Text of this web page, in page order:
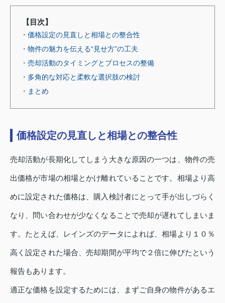
【目次】
・価格設定の見直しと相場との整合性
・物件の魅力を伝える“見せ方”の工夫
・売却活動のタイミングとプロセスの整備
・多角的な対応と柔軟な選択肢の検討
・まとめ
価格設定の見直しと相場との整合性
売却活動が長期化してしまう大きな原因の一つは、物件の売
出価格が市場の相場とかけ離れていることです。相場より高
めに設定された価格は、購入検討者にとって手が出しづらく
なり、問い合わせが少なくなることで売却が遅れてしまいま
す。たとえば、レインズのデータによれば、相場より１０％
高く設定された場合、売却期間が平均で２倍に伸びたという
報告もあります。
適正な価格を設定するためには、まずご自身の物件があるエ